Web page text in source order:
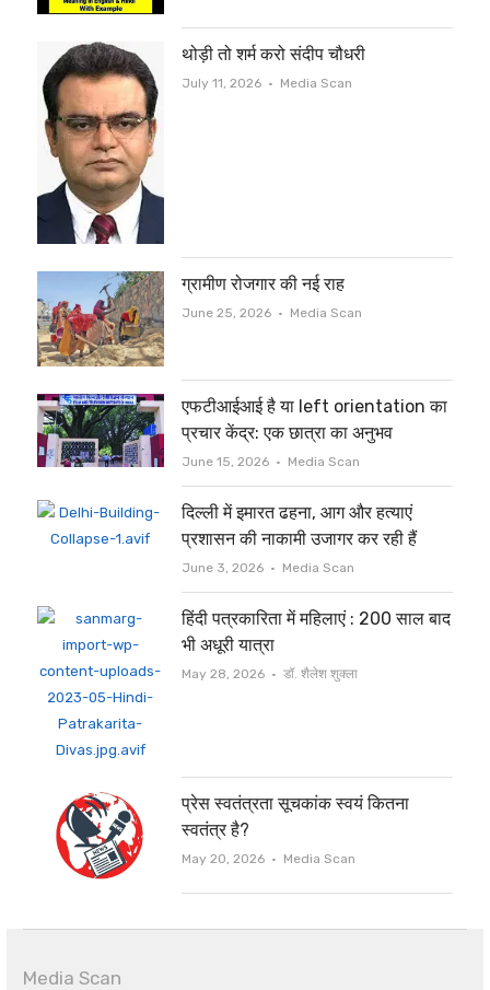
थोड़ी तो शर्म करो संदीप चौधरी
July 11, 2026 Author
Media Scan
ग्रामीण रोजगार की नई राह
June 25, 2026 Author
Media Scan
एफटीआईआई है या left orientation का
प्रचार केंद्र: एक छात्रा का अनुभव
June 15, 2026 Author
Media Scan
दिल्ली में इमारत ढहना, आग और हत्याएं
प्रशासन की नाकामी उजागर कर रही हैं
June 3, 2026 Author
Media Scan
हिंदी पत्रकारिता में महिलाएं : 200 साल बाद
भी अधूरी यात्रा
May 28, 2026 Author
डॉ. शैलेश शुक्ला
प्रेस स्वतंत्रता सूचकांक स्वयं कितना
स्वतंत्र है?
May 20, 2026 Author
Media Scan
Media Scan